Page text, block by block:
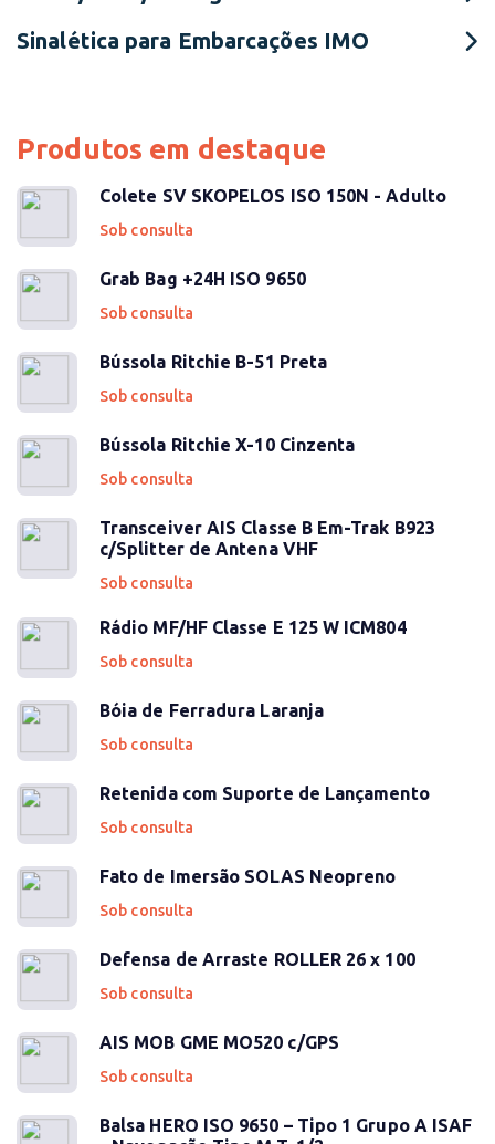
Sinalética para Embarcações IMO
Produtos em destaque
Colete SV SKOPELOS ISO 150N - Adulto
Sob consulta
Grab Bag +24H ISO 9650
Sob consulta
Bússola Ritchie B-51 Preta
Sob consulta
Bússola Ritchie X-10 Cinzenta
Sob consulta
Transceiver AIS Classe B Em-Trak B923
c/Splitter de Antena VHF
Sob consulta
Rádio MF/HF Classe E 125 W ICM804
Sob consulta
Bóia de Ferradura Laranja
Sob consulta
Retenida com Suporte de Lançamento
Sob consulta
Fato de Imersão SOLAS Neopreno
Sob consulta
Defensa de Arraste ROLLER 26 x 100
Sob consulta
AIS MOB GME MO520 c/GPS
Sob consulta
Balsa HERO ISO 9650 – Tipo 1 Grupo A ISAF